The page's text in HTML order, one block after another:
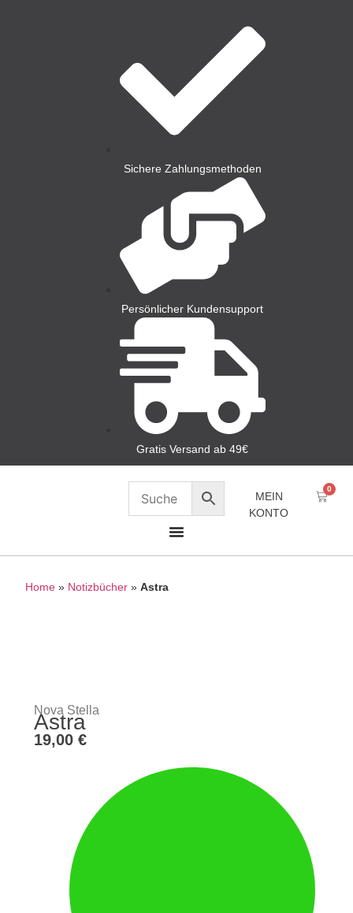
Sichere Zahlungsmethoden
Persönlicher Kundensupport
Gratis Versand ab 49€
MEIN
KONTO
0
Home » Notizbücher »Astra
Nova Stella
Astra
19,00 €